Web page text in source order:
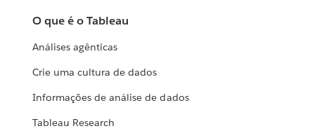
O que é o Tableau
Análises agênticas
Crie uma cultura de dados
Informações de análise de dados
Tableau Research